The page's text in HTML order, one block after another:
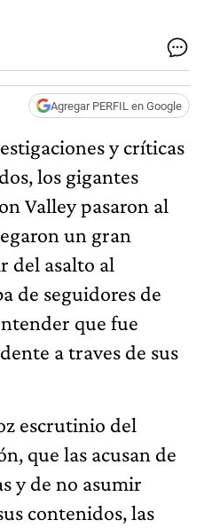
Agregar PERFIL en Google
y críticas
los gigantes
Valley pasaron al
un gran
del asalto al
de seguidores de
que fue
a traves de sus
escrutinio del
que las acusan de
y de no asumir
contenidos, las